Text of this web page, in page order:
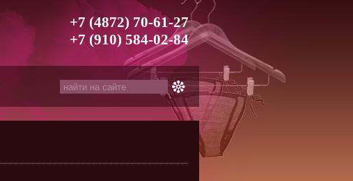
+7 (4872) 70-61-27
+7 (910) 584-02-84